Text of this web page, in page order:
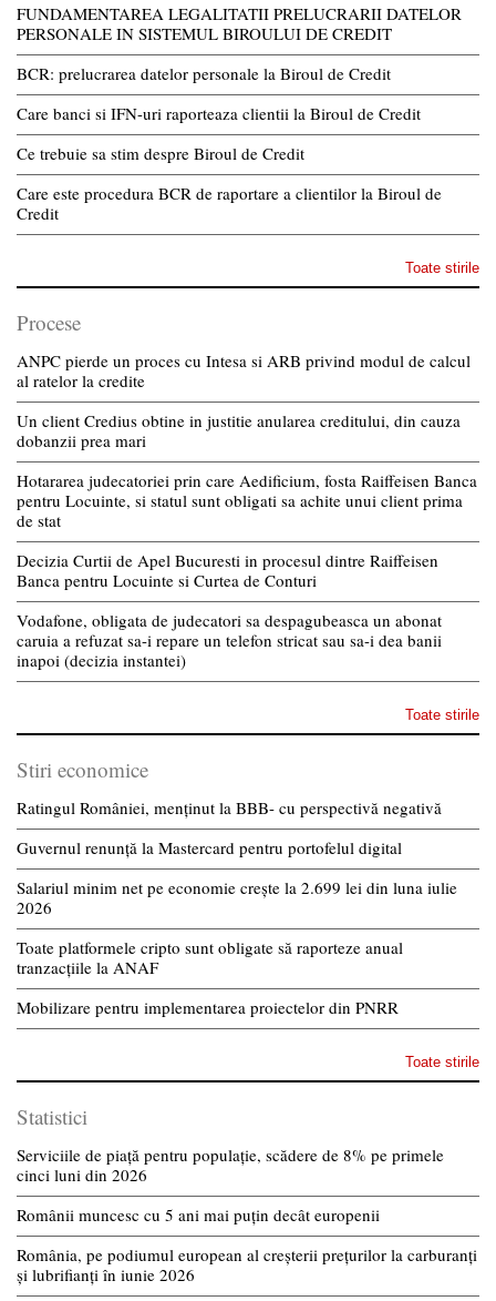
FUNDAMENTAREA LEGALITATII PRELUCRARII DATELOR
PERSONALE IN SISTEMUL BIROULUI DE CREDIT
BCR: prelucrarea datelor personale la Biroul de Credit
Care banci si IFN-uri raporteaza clientii la Biroul de Credit
Ce trebuie sa stim despre Biroul de Credit
Care este procedura BCR de raportare a clientilor la Biroul de
Credit
Toate stirile
Procese
ANPC pierde un proces cu Intesa si ARB privind modul de calcul
al ratelor la credite
Un client Credius obtine in justitie anularea creditului, din cauza
dobanzii prea mari
Hotararea judecatoriei prin care Aedificium, fosta Raiffeisen Banca
pentru Locuinte, si statul sunt obligati sa achite unui client prima
de stat
Decizia Curtii de Apel Bucuresti in procesul dintre Raiffeisen
Banca pentru Locuinte si Curtea de Conturi
Vodafone, obligata de judecatori sa despagubeasca un abonat
caruia a refuzat sa-i repare un telefon stricat sau sa-i dea banii
inapoi (decizia instantei)
Toate stirile
Stiri economice
Ratingul României, menținut la BBB- cu perspectivă negativă
Guvernul renunță la Mastercard pentru portofelul digital
Salariul minim net pe economie crește la 2.699 lei din luna iulie
2026
Toate platformele cripto sunt obligate să raporteze anual
tranzacțiile la ANAF
Mobilizare pentru implementarea proiectelor din PNRR
Toate stirile
Statistici
Serviciile de piață pentru populație, scădere de 8% pe primele
cinci luni din 2026
Românii muncesc cu 5 ani mai puțin decât europenii
România, pe podiumul european al creșterii prețurilor la carburanți
și lubrifianți în iunie 2026